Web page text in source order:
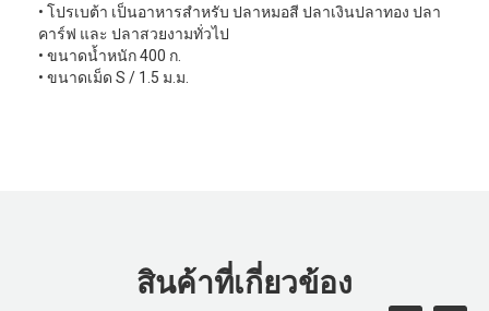
• โปรเบต้า เป็นอาหารสำหรับ ปลาหมอสี ปลาเงินปลาทอง ปลา
คาร์ฟ และ ปลาสวยงามทั่วไป
• ขนาดนํ้าหนัก 400 ก.
• ขนาดเม็ด S / 1.5 ม.ม.
สินค้าที่เกี่ยวข้อง